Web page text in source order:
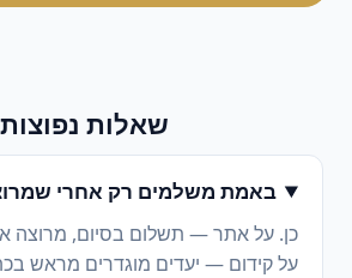
שאלות נפוצות
באמת משלמים רק אחרי
כן. על אתר — תשלום בסיום, מרוצה
על קידום — יעדים מוגדרים מראש